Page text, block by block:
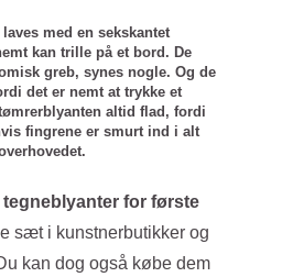
med en sekskantet
kan trille på et bord. De
greb, synes nogle. Og de
det er nemt at trykke et
altid flad, fordi
fingrene er smurt ind i alt
for første
sæt i kunstnerbutikker og
kan dog også købe dem